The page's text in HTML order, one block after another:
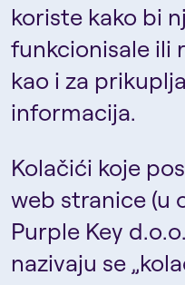
koriste kako bi
funkcionisale ili
kao i za
informacija.
Kolačići koje
web stranice (u
Purple Key
nazivaju se